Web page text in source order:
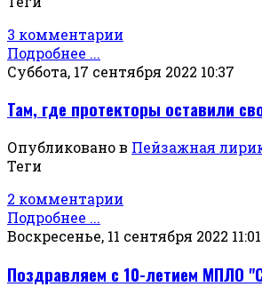
3 комментарии
Подробнее ...
Суббота, 17 сентября 2022 10:37
Там, где протекторы оставили
Опубликовано в Пейзажная
Теги
2 комментарии
Подробнее ...
Воскресенье, 11 сентября 2022 11:01
Поздравляем с 10-летием МПЛО